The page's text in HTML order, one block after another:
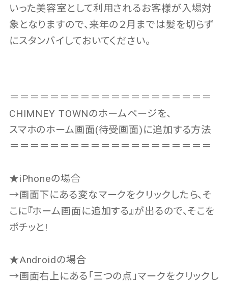
いった美容室として利用されるお客様が入場対
象となりますので、来年の２月までは髪を切らず
にスタンバイしておいてください。
＝＝＝＝＝＝＝＝＝＝＝＝＝＝＝＝＝＝＝＝
CHIMNEY TOWNのホームページを、
スマホのホーム画面(待受画面)に追加する方法
＝＝＝＝＝＝＝＝＝＝＝＝＝＝＝＝＝＝＝＝
★iPhoneの場合
→画面下にある変なマークをクリックしたら、そ
こに『ホーム画面に追加する』が出るので、そこを
ポチッと!
★Androidの場合
→画面右上にある「三つの点」マークをクリックし